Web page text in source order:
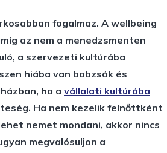
fogalmaz. A wellbeing
az nem a menedzsmenten
a szervezeti kultúrába
hiába van babzsák és
ha a vállalati kultúrába
Ha nem kezelik felnőttként
nemet mondani, akkor nincs
megvalósuljon a